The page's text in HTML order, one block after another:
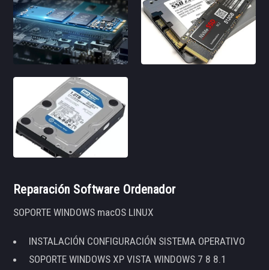
Reparación Software Ordenador
SOPORTE WINDOWS macOS LINUX
INSTALACIÓN CONFIGURACIÓN SISTEMA OPERATIVO
SOPORTE WINDOWS XP VISTA WINDOWS 7 8 8.1